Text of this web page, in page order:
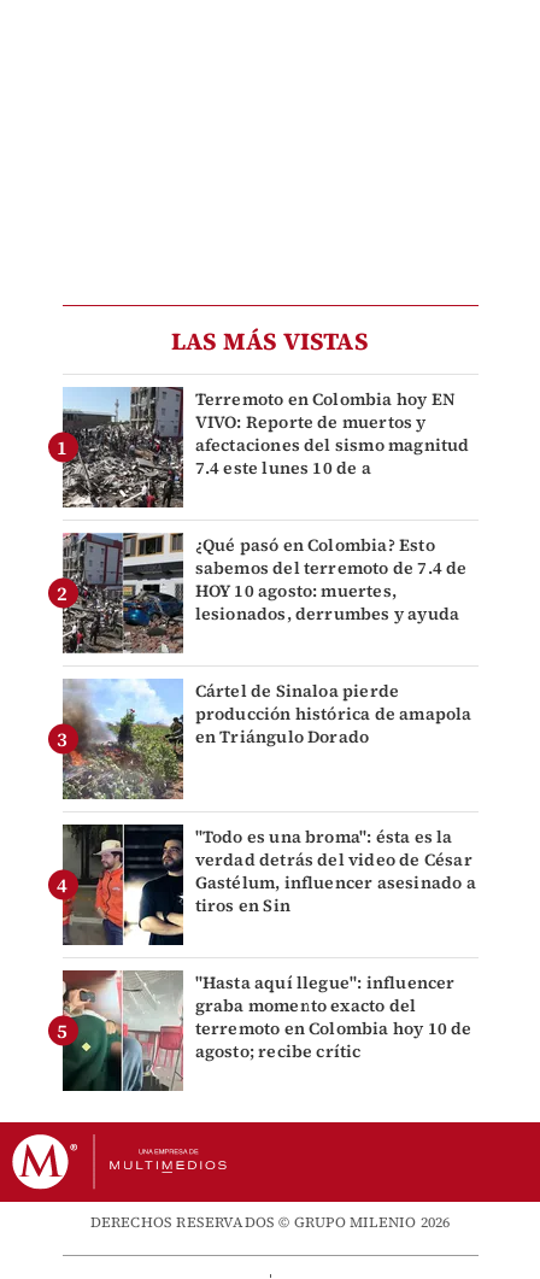
LAS MÁS VISTAS
Terremoto en Colombia hoy EN
VIVO: Reporte de muertos y
afectaciones del sismo magnitud
7.4 este lunes 10 de a
¿Qué pasó en Colombia? Esto
sabemos del terremoto de 7.4 de
HOY 10 agosto: muertes,
lesionados, derrumbes y ayuda
Cártel de Sinaloa pierde
producción histórica de amapola
en Triángulo Dorado
"Todo es una broma": ésta es la
verdad detrás del video de César
Gastélum, influencer asesinado a
tiros en Sin
"Hasta aquí llegue": influencer
graba momento exacto del
terremoto en Colombia hoy 10 de
agosto; recibe crític
DERECHOS RESERVADOS © GRUPO MILENIO 2026